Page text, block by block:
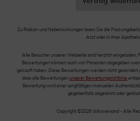
Zu Risiken und Nebenwirkungen lesen Sie die
Arzt oder in Ihrer
Alle Besucher unserer Webseite sind herzlich
Bewertungen können auch von Personen abgegeben
gekauft haben. Diese Bewertungen werden nicht gesondert
dass alle Bewertungen unserer Bewertungsrichtlinie
Bewertung wird einer sorgfältigen manuellen
gegebenfalls abgelehnt oder
Copyright ©2026 Volksversand - Alle